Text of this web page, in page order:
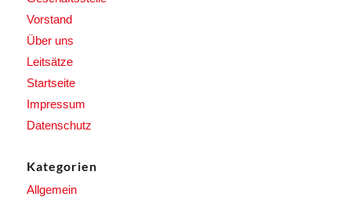
Vorstand
Über uns
Leitsätze
Startseite
Impressum
Datenschutz
Kategorien
Allgemein